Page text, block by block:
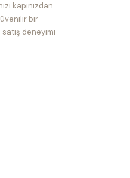
kapınızdan
bir
satış deneyimi